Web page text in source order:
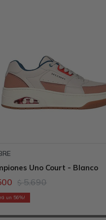
Uno Court - Blanco
$ 5.690
56